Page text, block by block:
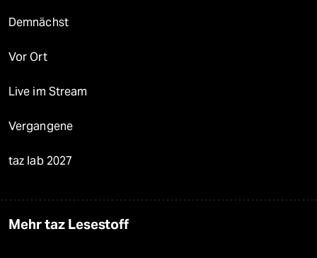
Demnächst
Vor Ort
Live im Stream
Vergangene
taz lab 2027
Mehr taz Lesestoff